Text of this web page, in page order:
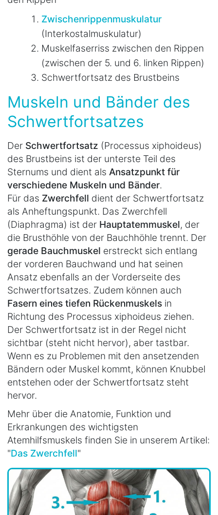
Zwischenrippenmuskulatur
(Interkostalmuskulatur)
Muskelfaserriss zwischen den Rippen
(zwischen der 5. und 6. linken Rippen)
Schwertfortsatz des Brustbeins
Muskeln und Bänder des
Schwertfortsatzes
Der Schwertfortsatz (Processus xiphoideus)
des Brustbeins ist der unterste Teil des
Sternums und dient als Ansatzpunkt für
verschiedene Muskeln und Bänder.
Für das Zwerchfell dient der Schwertfortsatz
als Anheftungspunkt. Das Zwerchfell
(Diaphragma) ist der Hauptatemmuskel, der
die Brusthöhle von der Bauchhöhle trennt. Der
gerade Bauchmuskel erstreckt sich entlang
der vorderen Bauchwand und hat seinen
Ansatz ebenfalls an der Vorderseite des
Schwertfortsatzes. Zudem können auch
Fasern eines tiefen Rückenmuskels in
Richtung des Processus xiphoideus ziehen.
Der Schwertfortsatz ist in der Regel nicht
sichtbar (steht nicht hervor), aber tastbar.
Wenn es zu Problemen mit den ansetzenden
Bändern oder Muskel kommt, können Knubbel
entstehen oder der Schwertfortsatz steht
hervor.
Mehr über die Anatomie, Funktion und
Erkrankungen des wichtigsten
Atemhilfsmuskels finden Sie in unserem Artikel:
"Das Zwerchfell"